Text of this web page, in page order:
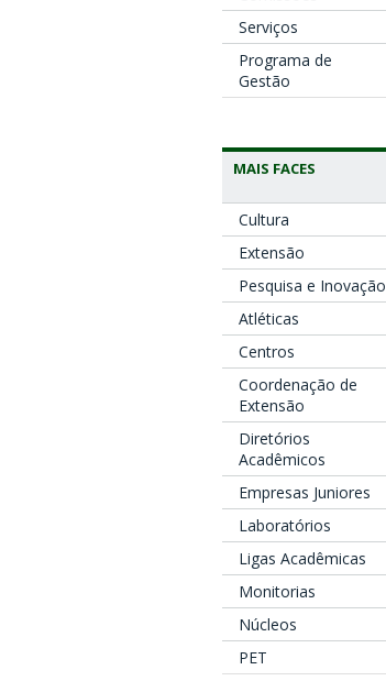
Serviços
Programa de
Gestão
MAIS FACES
Cultura
Extensão
Pesquisa e Inovação
Atléticas
Centros
Coordenação de
Extensão
Diretórios
Acadêmicos
Empresas Juniores
Laboratórios
Ligas Acadêmicas
Monitorias
Núcleos
PET